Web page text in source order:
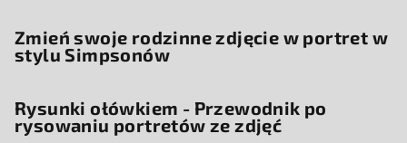
Zmień swoje rodzinne zdjęcie w portret w
stylu Simpsonów
Rysunki ołówkiem - Przewodnik po
rysowaniu portretów ze zdjęć